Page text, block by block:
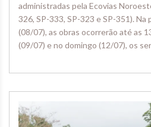
administradas pela Ecovias
326, SP-333, SP-323 e SP-351).
(08/07), as obras ocorrerão até as
(09/07) e no domingo (12/07), os